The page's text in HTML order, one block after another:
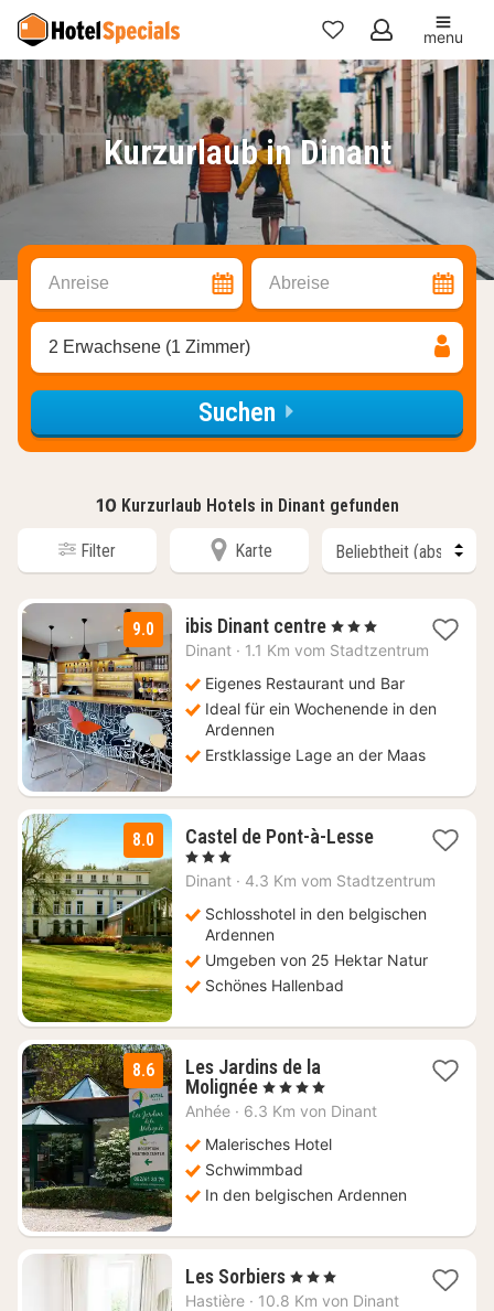
Meine
Favoriten
menu
Kurzurlaub in Dinant
Anreise Abreise
2 Erwachsene (1 Zimmer)
Suchen
10 Kurzurlaub Hotels in Dinant gefunden
Filter Karte
9.0 ibis Dinant centre1
Nacht
119
€
, 3 Sterne
Dinant · 1.1 Km vom Stadtzentrum
Eigenes Restaurant und Bar
Ideal für ein Wochenende in den
Ardennen
Erstklassige Lage an der Maas
8.0 Castel de Pont-à-Lesse1
ab
€
, 3 Sterne
Dinant · 4.3 Km vom Stadtzentrum
Schlosshotel in den belgischen
Ardennen
Umgeben von 25 Hektar Natur
Schönes Hallenbad
8.6
Les Jardins de la
Molignée1
Nacht
109
€
, 4 Sterne
Anhée · 6.3 Km von Dinant
Malerisches Hotel
Schwimmbad
In den belgischen Ardennen
Les Sorbiers1
Nacht
, 3 Sterne
Hastière · 10.8 Km von Dinant